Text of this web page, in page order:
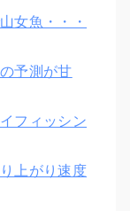
女魚・・・
予測が甘
フィッシン
上がり速度